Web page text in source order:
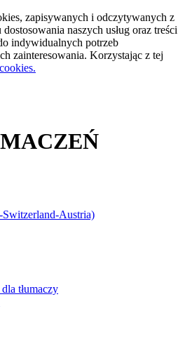
zapisywanych i odczytywanych z
naszych usług oraz treści
indywidualnych potrzeb
zainteresowania. Korzystając z tej
tłumaczy